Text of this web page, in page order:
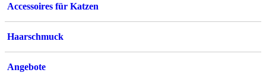
Accessoires für Katzen
Haarschmuck
Angebote